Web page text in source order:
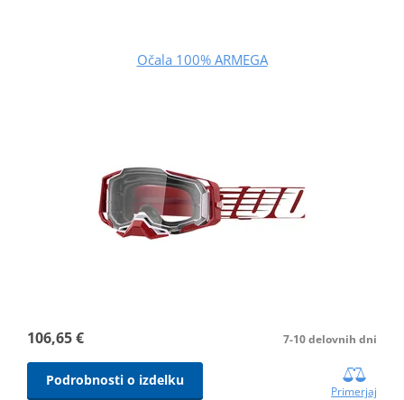
Očala 100% ARMEGA
106,65 € 7-10 delovnih dni
Podrobnosti o izdelku
Primerjaj